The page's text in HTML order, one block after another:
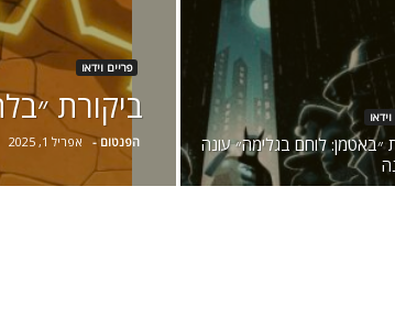
פריים וידאו
ביקורת
הפנטום - אפריל 1, 2025
״באטמן: לוחם בגלימה״ עונה